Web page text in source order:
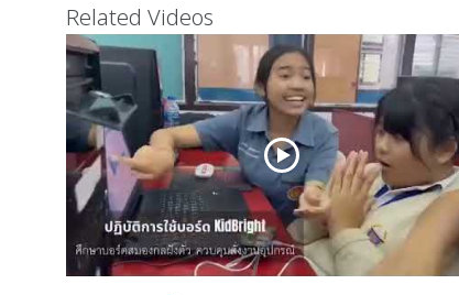
Related Videos